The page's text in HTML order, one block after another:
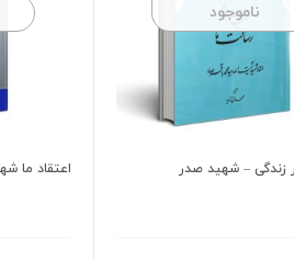
ناموجود
زندگی – شهید صدر اعتقاد ما